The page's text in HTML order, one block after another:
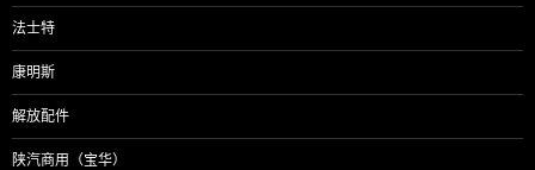
法士特
康明斯
解放配件
陕汽商用（宝华）